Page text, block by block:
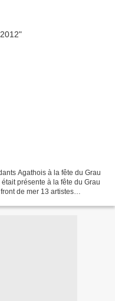
Agathois à la fête du Grau
présente à la fête du Grau
de mer 13 artistes